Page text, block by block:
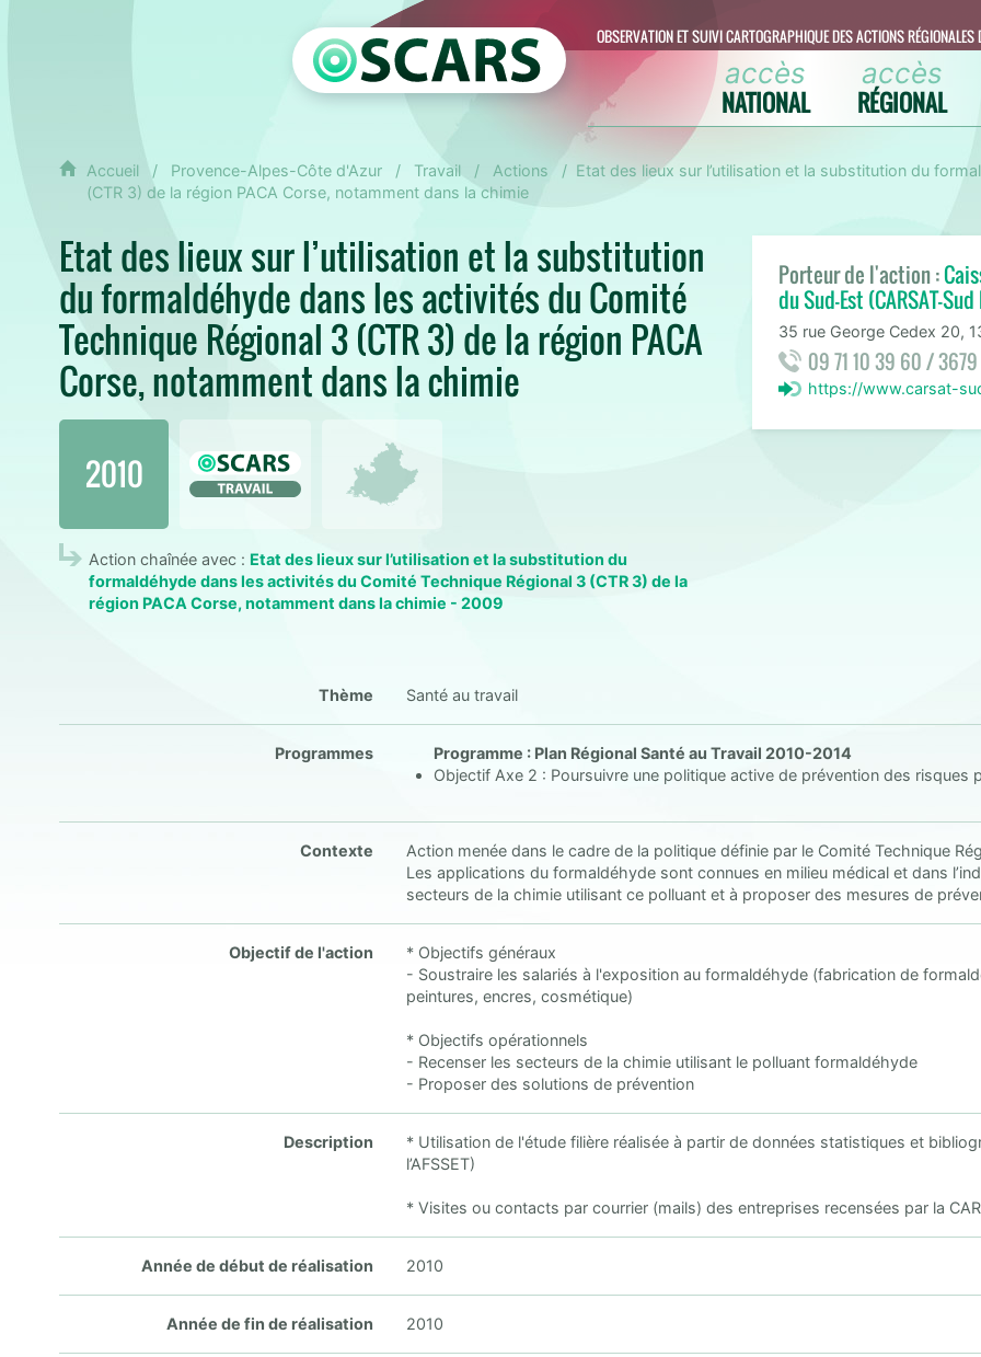
OBSERVATION ET SUIVI CARTOGRAPHIQUE DES ACTIONS RÉGIONALES
accès
NATIONAL
accès
RÉGIONAL
Accueil Provence-Alpes-Côte d'Azur Travail Actions
Etat des lieux sur l’utilisation et la substitution du
(CTR 3) de la région PACA Corse, notamment dans la chimie
Etat des lieux sur l’utilisation et la substitution
du formaldéhyde dans les activités du Comité
Technique Régional 3 (CTR 3) de la région PACA
Corse, notamment dans la chimie
2010
Action chaînée avec : Etat des lieux sur l’utilisation et la substitution du
formaldéhyde dans les activités du Comité Technique Régional 3 (CTR 3) de la
région PACA Corse, notamment dans la chimie - 2009
Porteur de l'action :
du Sud-Est (CARSAT-
35 rue George Cedex 20,
09 71 10 39 60 / 3679
https://www.carsat-
Thème Santé au travail
Programmes
Programme : Plan Régional Santé au Travail 2010-2014
Objectif Axe 2 : Poursuivre une politique active de prévention des risques
Contexte
Action menée dans le cadre de la politique définie par le Comité Technique
Les applications du formaldéhyde sont connues en milieu médical et dans
secteurs de la chimie utilisant ce polluant et à proposer des mesures de
Objectif de l'action
* Objectifs généraux
- Soustraire les salariés à l'exposition au formaldéhyde (fabrication de
peintures, encres, cosmétique)
* Objectifs opérationnels
- Recenser les secteurs de la chimie utilisant le polluant formaldéhyde
- Proposer des solutions de prévention
Description
* Utilisation de l'étude filière réalisée à partir de données statistiques et
l’AFSSET)
* Visites ou contacts par courrier (mails) des entreprises recensées par la
Année de début de réalisation 2010
Année de fin de réalisation 2010